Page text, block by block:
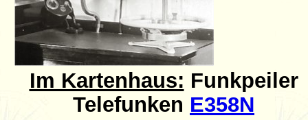
Im Kartenhaus: Funkpeiler
Telefunken E358N